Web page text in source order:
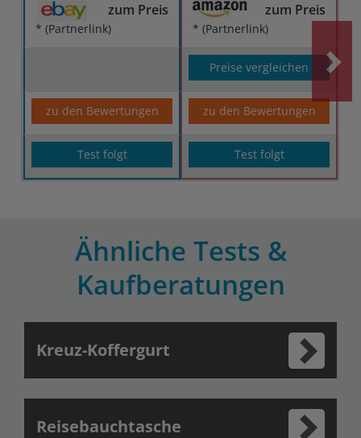
zum Preis
* (Partnerlink)
zum Preis
* (Partnerlink)
Preise vergleichen
zu den Bewertungen zu den Bewertungen
Test folgt Test folgt
Ähnliche Tests &
Kaufberatungen
Kreuz-Koffergurt
Reisebauchtasche